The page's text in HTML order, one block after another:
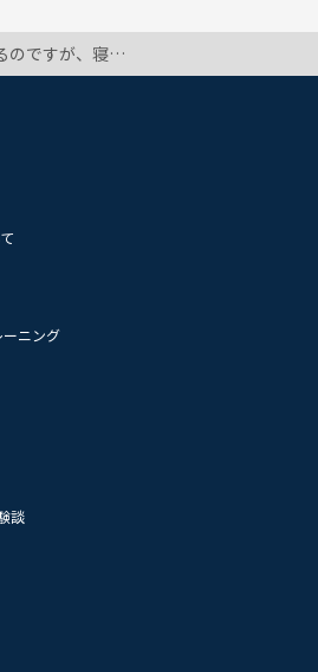
うでもいいような質問ですみません。
ニング
談